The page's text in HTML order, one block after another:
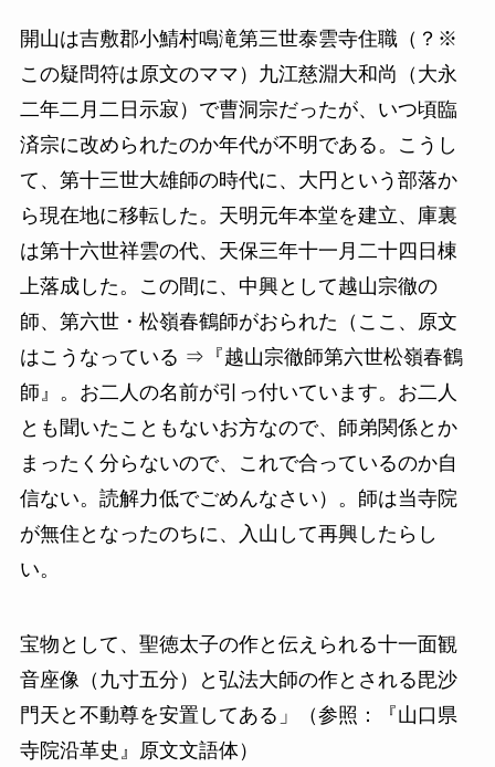
開山は吉敷郡小鯖村鳴滝第三世泰雲寺住職（？※
この疑問符は原文のママ）九江慈淵大和尚（大永
二年二月二日示寂）で曹洞宗だったが、いつ頃臨
済宗に改められたのか年代が不明である。こうし
て、第十三世大雄師の時代に、大円という部落か
ら現在地に移転した。天明元年本堂を建立、庫裏
は第十六世祥雲の代、天保三年十一月二十四日棟
上落成した。この間に、中興として越山宗徹の
師、第六世・松嶺春鶴師がおられた（ここ、原文
はこうなっている ⇒『越山宗徹師第六世松嶺春鶴
師』。お二人の名前が引っ付いています。お二人
とも聞いたこともないお方なので、師弟関係とか
まったく分らないので、これで合っているのか自
信ない。読解力低でごめんなさい）。師は当寺院
が無住となったのちに、入山して再興したらし
い。
宝物として、聖徳太子の作と伝えられる十一面観
音座像（九寸五分）と弘法大師の作とされる毘沙
門天と不動尊を安置してある」（参照：『山口県
寺院沿革史』原文文語体）